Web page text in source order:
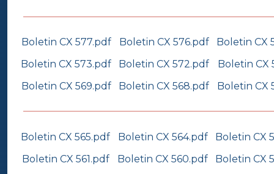
Boletin CX 577.pdf Boletin CX 576.pdf
Boletin CX
Boletin CX 573.pdf
Boletin CX 572.pdf
Boletin CX
Boletin CX 569.pdf
Boletin CX 568.pdf Boletin CX
Boletin CX 565.pdf Boletin CX 564.pdf
Boletin CX
Boletin CX 561.pdf
Boletin CX 560.pdf
Boletin CX